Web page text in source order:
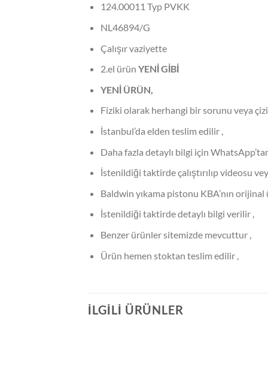
124.00011 Typ PVKK
NL46894/G
Çalışır vaziyette
2.el ürün YENİ GİBİ
YENİ ÜRÜN,
Fiziki olarak herhangi bir sorunu veya
İstanbul’da elden teslim edilir ,
Daha fazla detaylı bilgi için
İstenildiği taktirde çalıştırılıp videosu
Baldwin yıkama pistonu KBA’nın orijinal
İstenildiği taktirde detaylı bilgi verilir ,
Benzer ürünler sitemizde mevcuttur ,
Ürün hemen stoktan teslim edilir ,
İLGILI ÜRÜNLER